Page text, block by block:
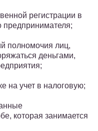
регистрации в
предпринимателя;
полномочия лиц,
деньгами,
на учет в налоговую;
которая занимается